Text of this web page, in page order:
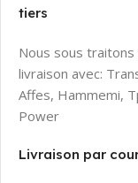
tiers
Nous sous traitons
livraison avec:
Affes, Hammemi,
Power
Livraison par